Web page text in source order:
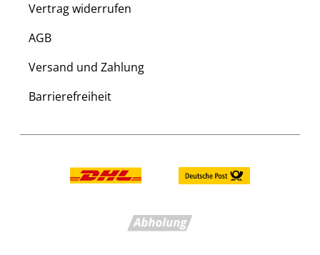
Vertrag widerrufen
AGB
Versand und Zahlung
Barrierefreiheit